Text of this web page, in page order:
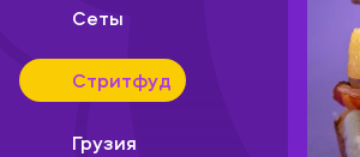
Сеты
Стритфуд
Грузия